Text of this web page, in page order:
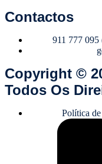
Contactos
911 777 095
Copyright ©
Todos Os
Política